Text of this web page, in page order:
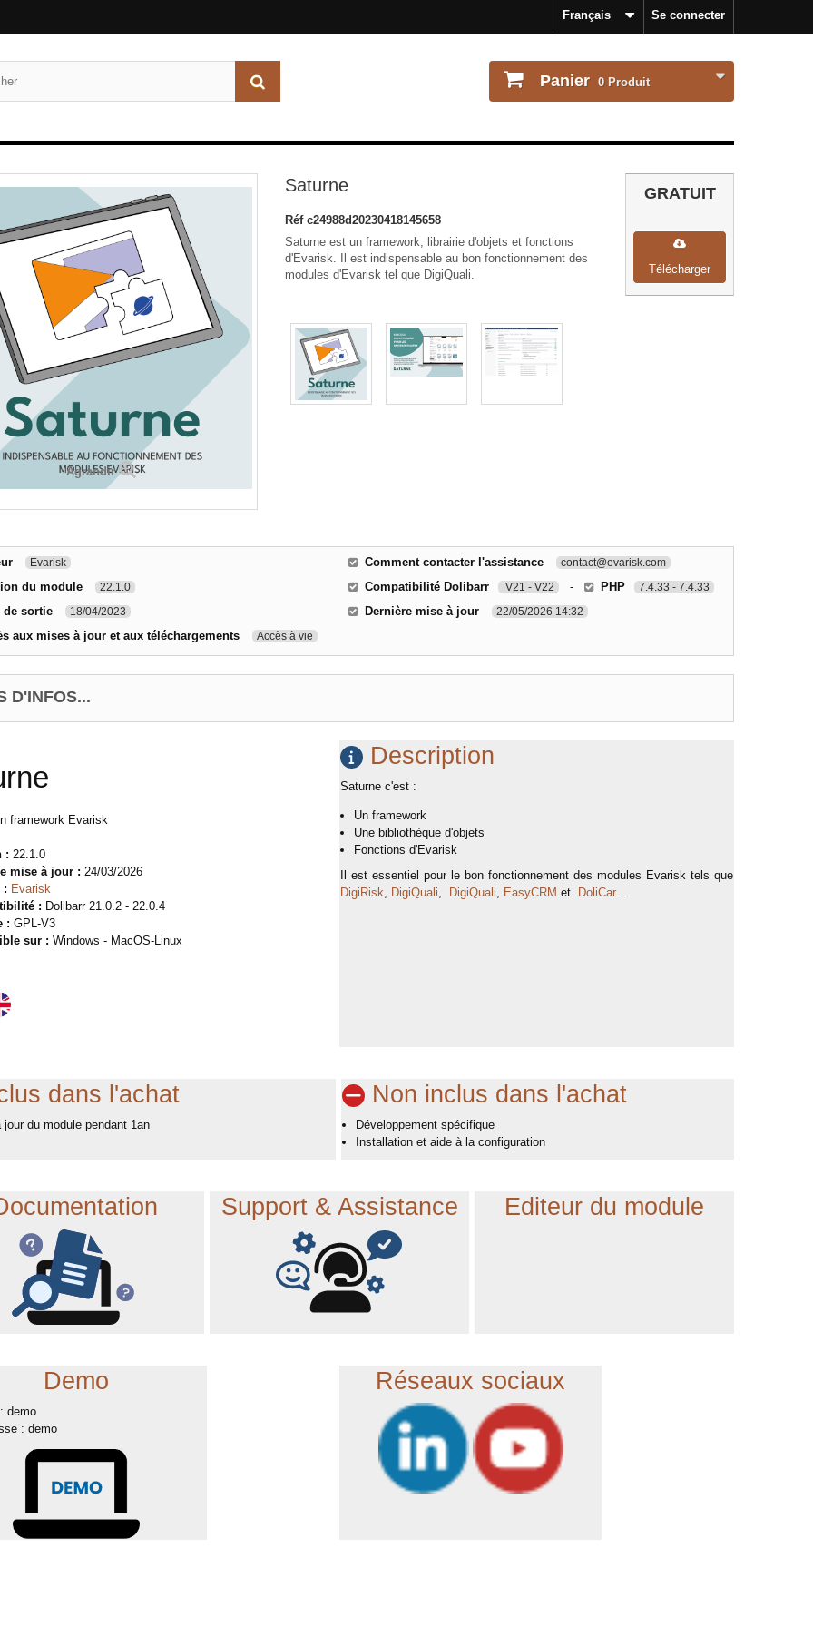
Se connecter
Français
Panier 0 Produit
Agrandir
Saturne
Réf c24988d20230418145658
Saturne est un framework, librairie d'objets et fonctions
d'Evarisk. Il est indispensable au bon fonctionnement des
modules d'Evarisk tel que DigiQuali.
GRATUIT
Télécharger
Evarisk
du module 22.1.0
de sortie 18/04/2023
aux mises à jour et aux téléchargements Accès à vie
Comment contacter l'assistance contact@evarisk.com
Compatibilité Dolibarr V21 - V22 - PHP 7.4.33 - 7.4.33
Dernière mise à jour 22/05/2026 14:32
D'INFOS...
framework Evarisk
: 22.1.0
mise à jour : 24/03/2026
: Evarisk
: Dolibarr 21.0.2 - 22.0.4
: GPL-V3
sur : Windows - MacOS-Linux
Description
Saturne c'est :
Un framework
Une bibliothèque d'objets
Fonctions d'Evarisk
Il est essentiel pour le bon fonctionnement des modules Evarisk tels que
DigiRisk, DigiQuali, DigiQuali, EasyCRM et DoliCar...
dans l'achat
jour du module pendant 1an
Non inclus dans l'achat
Développement spécifique
Installation et aide à la configuration
Support & Assistance Editeur du module
Demo
demo
: demo
Réseaux sociaux